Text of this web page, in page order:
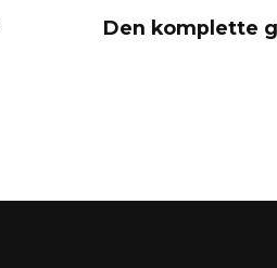
Den komplette